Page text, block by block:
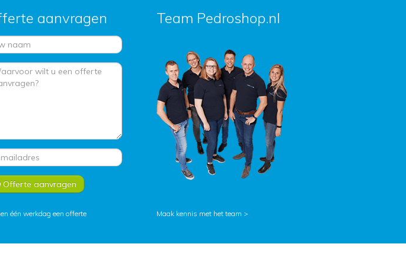
aanvragen
Offerte aanvragen
Team Pedroshop.nl
één werkdag een offerte Maak kennis met het team >